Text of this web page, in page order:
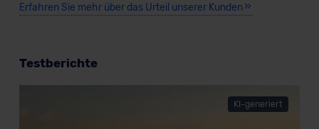
Erfahren Sie mehr über das Urteil unserer Kunden
Testberichte
KI-generiert